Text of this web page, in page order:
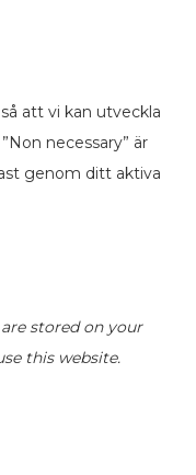
att vi kan utveckla
necessary” är
genom ditt aktiva
stored on your
this website.